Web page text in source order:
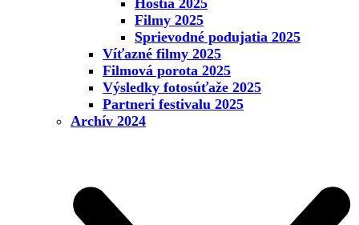
Filmy 2025
Sprievodné podujatia 2025
Víťazné filmy 2025
Filmová porota 2025
Výsledky fotosúťaže 2025
Partneri festivalu 2025
Archív 2024